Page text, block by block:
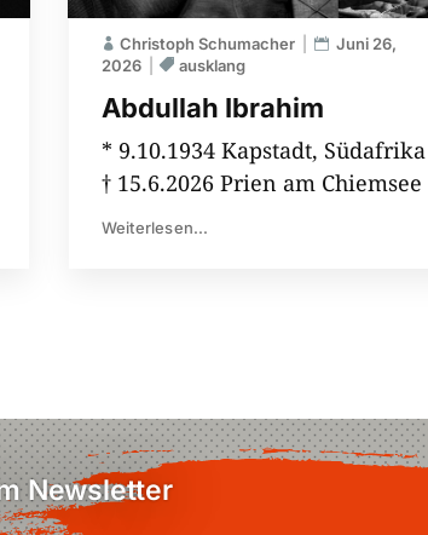
Abdullah Ibrahim
Christoph Schumacher
Juni 26,
2026
ausklang
* 9.10.1934 Kapstadt, Südafrika
† 15.6.2026 Prien am Chiemsee
Weiterlesen...
Newsletter